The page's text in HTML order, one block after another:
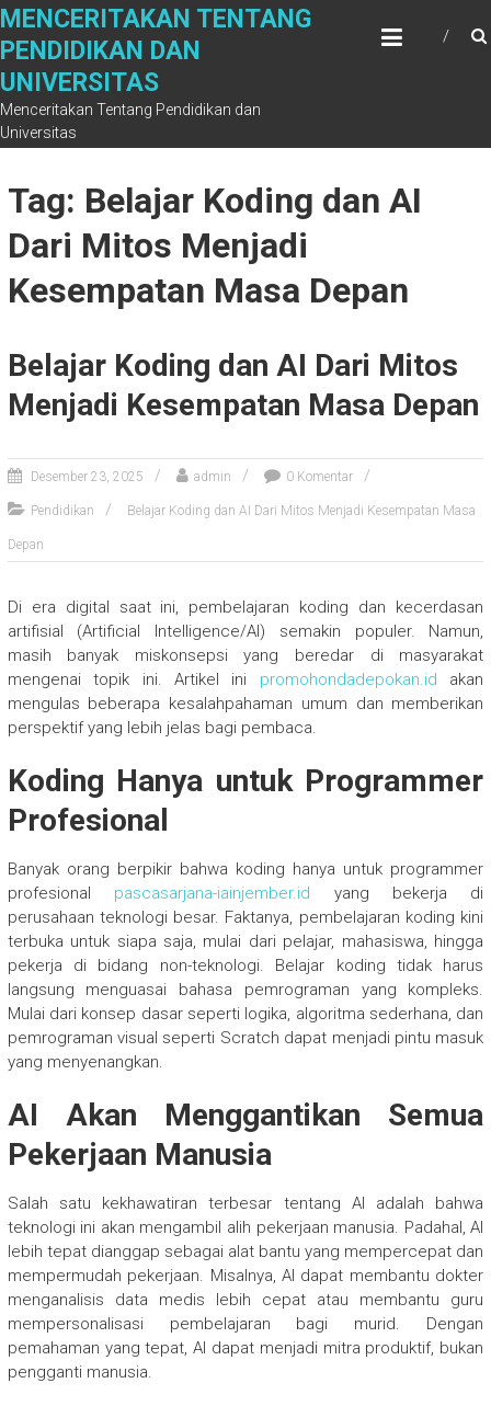
Skip
content
MENCERITAKAN TENTANG
PENDIDIKAN DAN
UNIVERSITAS
Menceritakan Tentang Pendidikan dan
Universitas
Tag: Belajar Koding dan AI
Dari Mitos Menjadi
Kesempatan Masa Depan
Belajar Koding dan AI Dari Mitos
Menjadi Kesempatan Masa Depan
Desember 23, 2025 admin 0 Komentar
Pendidikan Belajar Koding dan AI Dari Mitos Menjadi Kesempatan Masa
Depan
Di era digital saat ini, pembelajaran koding dan kecerdasan
artifisial (Artificial Intelligence/AI) semakin populer. Namun,
masih banyak miskonsepsi yang beredar di masyarakat
mengenai topik ini. Artikel ini promohondadepokan.id akan
mengulas beberapa kesalahpahaman umum dan memberikan
perspektif yang lebih jelas bagi pembaca.
Koding Hanya untuk Programmer
Profesional
Banyak orang berpikir bahwa koding hanya untuk programmer
profesional pascasarjana-iainjember.id yang bekerja di
perusahaan teknologi besar. Faktanya, pembelajaran koding kini
terbuka untuk siapa saja, mulai dari pelajar, mahasiswa, hingga
pekerja di bidang non-teknologi. Belajar koding tidak harus
langsung menguasai bahasa pemrograman yang kompleks.
Mulai dari konsep dasar seperti logika, algoritma sederhana, dan
pemrograman visual seperti Scratch dapat menjadi pintu masuk
yang menyenangkan.
AI Akan Menggantikan Semua
Pekerjaan Manusia
Salah satu kekhawatiran terbesar tentang AI adalah bahwa
teknologi ini akan mengambil alih pekerjaan manusia. Padahal, AI
lebih tepat dianggap sebagai alat bantu yang mempercepat dan
mempermudah pekerjaan. Misalnya, AI dapat membantu dokter
menganalisis data medis lebih cepat atau membantu guru
mempersonalisasi pembelajaran bagi murid. Dengan
pemahaman yang tepat, AI dapat menjadi mitra produktif, bukan
pengganti manusia.